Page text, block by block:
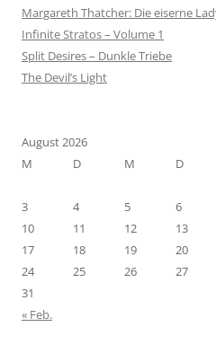
Margareth Thatcher: Die eiserne
Infinite Stratos – Volume 1
Split Desires – Dunkle Triebe
The Devil’s Light
August 2026
M
D M D
3
4 5 6
10
11 12 13
17
18 19 20
24
25 26 27
31
« Feb.